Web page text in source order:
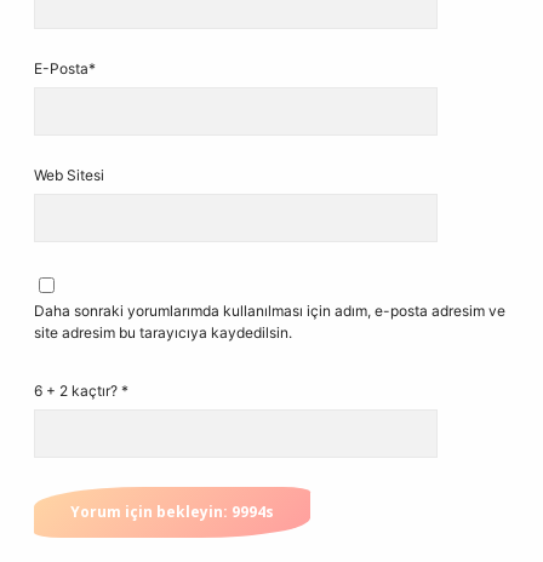
E-Posta*
Web Sitesi
Daha sonraki yorumlarımda kullanılması için adım, e-posta adresim ve
site adresim bu tarayıcıya kaydedilsin.
6 + 2 kaçtır? *